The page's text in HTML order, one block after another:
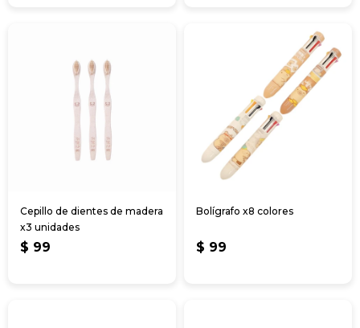
Cepillo de dientes de madera
x3 unidades
$ 99
Bolígrafo x8 colores
$ 99